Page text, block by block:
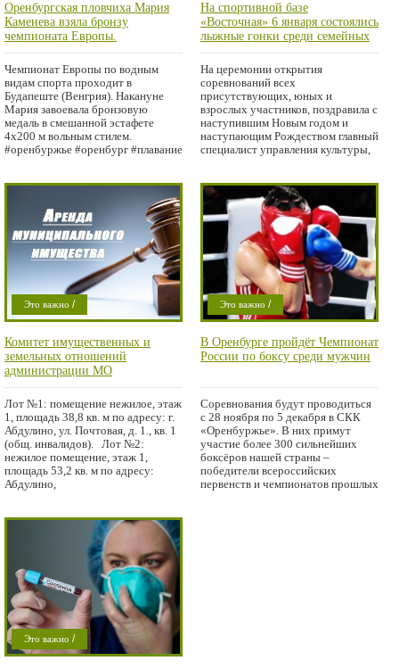
Проишествие/
Область
Оренбургская пловчиха Мария
Каменева взяла бронзу
чемпионата Европы.
Чемпионат Европы по водным
видам спорта проходит в
Будапеште (Венгрия). Накануне
Мария завоевала бронзовую
медаль в смешанной эстафете
4х200 м вольным стилем.
#оренбуржье #оренбург #плавание
Проишествие
На спортивной базе
«Восточная» 6 января состоялись
лыжные гонки среди семейных
команд «Новогодняя эстафета»
На церемонии открытия
соревнований всех
присутствующих, юных и
взрослых участников, поздравила с
наступившим Новым годом и
наступающим Рождеством главный
специалист управления культуры,
Это важно /
Проишествие
Комитет имущественных и
земельных отношений
администрации МО
Абдулинский городской округ
извещает о проведении
аукциона на право заключения
договора аренды
муниципального имущества:
Лот №1: помещение нежилое, этаж
1, площадь 38,8 кв. м по адресу: г.
Абдулино, ул. Почтовая, д. 1., кв. 1
(общ. инвалидов). Лот №2:
нежилое помещение, этаж 1,
площадь 53,2 кв. м по адресу:
Абдулино,
Это важно /
Спорт/
Проишествие
В Оренбурге пройдёт Чемпионат
России по боксу среди мужчин
Соревнования будут проводиться
с 28 ноября по 5 декабря в СКК
«Оренбуржье». В них примут
участие более 300 сильнейших
боксёров нашей страны –
победители всероссийских
первенств и чемпионатов прошлых
Это важно /
Проишествие